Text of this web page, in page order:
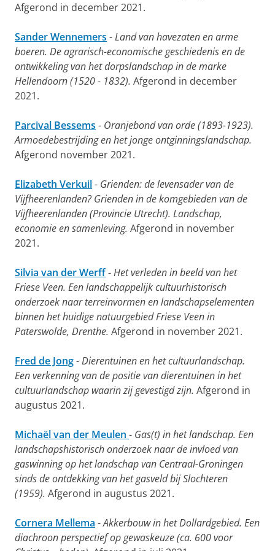
Afgerond in december 2021.
Sander Wennemers -Land van havezaten en arme
boeren. De agrarisch-economische geschiedenis en de
ontwikkeling van het dorpslandschap in de marke
Hellendoorn (1520 - 1832). Afgerond in december
2021.
Parcival Bessems - Oranjebond van orde (1893-1923).
Armoedebestrijding en het jonge ontginningslandschap.
Afgerond november 2021.
Elizabeth Verkuil- Grienden: de levensader van de
Vijfheerenlanden? Grienden in de komgebieden van de
Vijfheerenlanden (Provincie Utrecht). Landschap,
economie en samenleving. Afgerond in november
2021.
Silvia van der Werff-Het verleden in beeld van het
Friese Veen. Een landschappelijk cultuurhistorisch
onderzoek naar terreinvormen en landschapselementen
binnen het huidige natuurgebied Friese Veen in
Paterswolde, Drenthe. Afgerond in november 2021.
Fred de Jong-Dierentuinen en het cultuurlandschap.
Een verkenning van de positie van dierentuinen in het
cultuurlandschap waarin zij gevestigd zijn. Afgerond in
augustus 2021.
Michaël van der Meulen - Gas(t) in het landschap. Een
landschapshistorisch onderzoek naar de invloed van
gaswinning op het landschap van Centraal-Groningen
sinds de ontdekking van het gasveld bij Slochteren
(1959). Afgerond in augustus 2021.
Cornera Mellema -Akkerbouw in het Dollardgebied. Een
diachroon perspectief op gewaskeuze (ca. 600 voor